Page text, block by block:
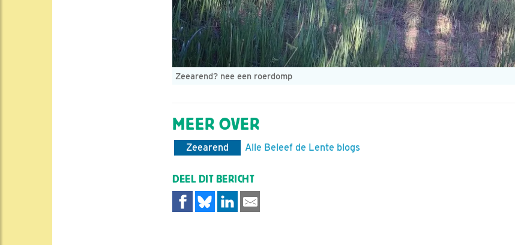
Zeearend? nee een roerdomp
MEER OVER
Zeearend Alle Beleef de Lente blogs
DEEL DIT BERICHT